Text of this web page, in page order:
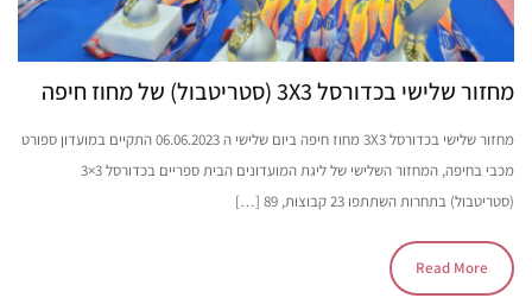
מחזור שלישי בכדורסל 3X3 (סטריטבול) של מחוז חיפה
מחזור שלישי בכדורסל 3X3 מחוז חיפה ביום שלישי ה 06.06.2023 התקיים במועדון ספורט
מכבי בחיפה, המחזור השלישי של ליגת המועדונים הבית ספריים בכדורסל 3×3
(סטריטבול) בתחרות השתתפו 23 קבוצות, 89 […]
Read More